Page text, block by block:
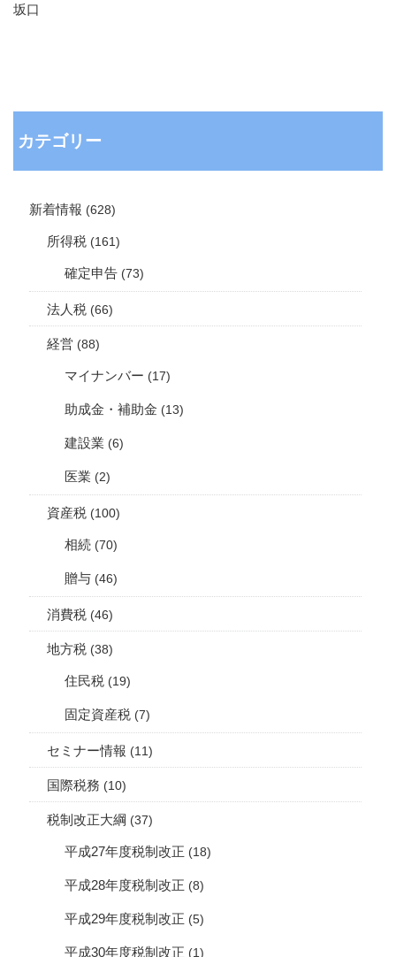
坂口
カテゴリー
新着情報 (628)
所得税 (161)
確定申告 (73)
法人税 (66)
経営 (88)
マイナンバー (17)
助成金・補助金 (13)
建設業 (6)
医業 (2)
資産税 (100)
相続 (70)
贈与 (46)
消費税 (46)
地方税 (38)
住民税 (19)
固定資産税 (7)
セミナー情報 (11)
国際税務 (10)
税制改正大綱 (37)
平成27年度税制改正 (18)
平成28年度税制改正 (8)
平成29年度税制改正 (5)
平成30年度税制改正 (1)